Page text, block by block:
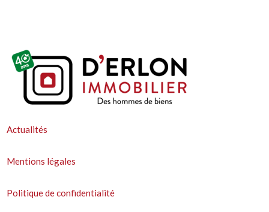
Actualités
Mentions légales
Politique de confidentialité